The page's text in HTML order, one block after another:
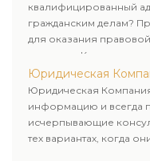
квалифицированный
гражданским делам?
для оказания
клиентам.
юридических лиц.
клиенту.
Юридическая
Юридическая
информацию и всегда
исчерпывающие
тех вариантах, когда
юридическими